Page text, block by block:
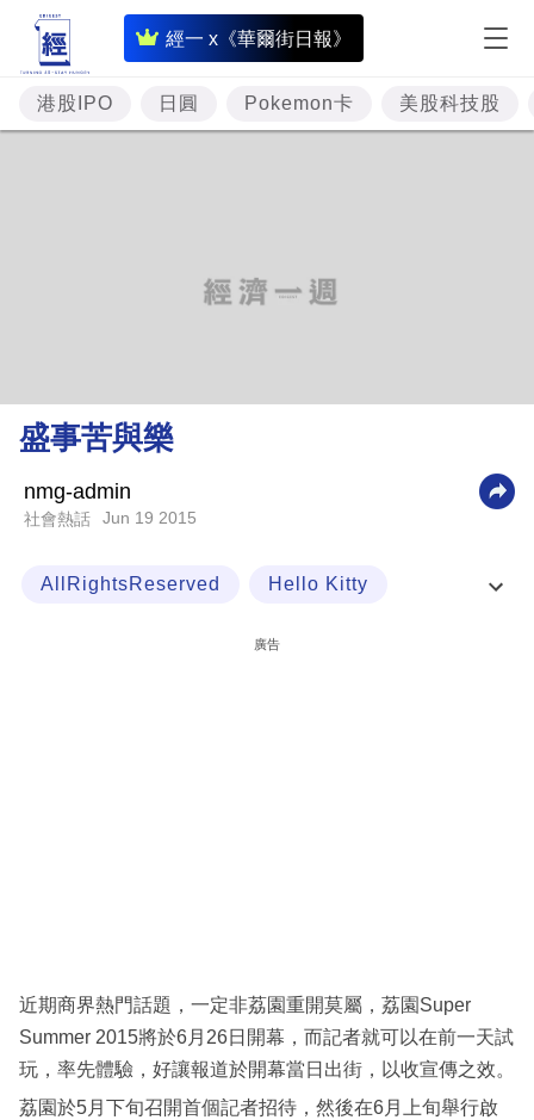
經一 x《華爾街日報》
即
時
財
經
理
財
業
閱
專
區
港股IPO 日圓 Pokemon卡 美股科技股
盛事苦與樂
nmg-admin
社會熱話 Jun 19 2015
AllRightsReserved Hello Kitty
廣告
近期商界熱門話題，一定非荔園重開莫屬，荔園Super
Summer 2015將於6月26日開幕，而記者就可以在前一天試
玩，率先體驗，好讓報道於開幕當日出街，以收宣傳之效。
荔園於5月下旬召開首個記者招待，然後在6月上旬舉行啟